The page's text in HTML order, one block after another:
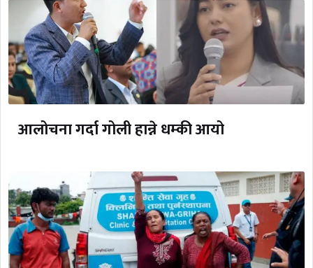
आलोचना गर्दा गोली हान्ने धम्की आयो